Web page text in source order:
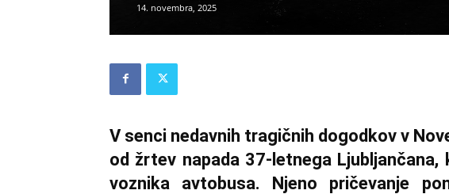
14. novembra, 2025
V senci nedavnih tragičnih dogodkov v
od žrtev napada 37-letnega Ljubljančana,
voznika avtobusa. Njeno pričevanje